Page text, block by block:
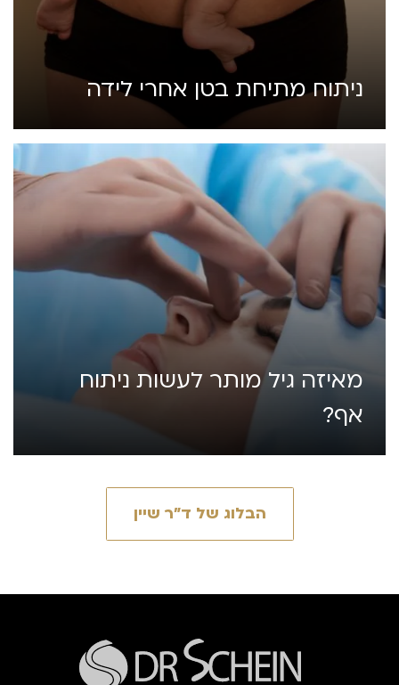
ניתוח מתיחת בטן אחרי לידה
מאיזה גיל מותר לעשות ניתוח
אף?
הבלוג של ד״ר שיין